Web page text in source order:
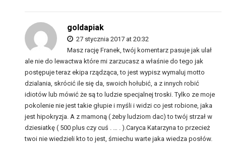
goldapiak
27 stycznia 2017 at 20:32
Masz rację Franek, twój komentarz pasuje jak ulał
ale nie do lewactwa które mi zarzucasz a właśnie do tego jak
postępuje teraz ekipa rządząca, to jest wypisz wymaluj motto
dzialania, skrócić ile się da, swoich hołubić, a z innych robić
idiotów lub mówić że są to ludzie specjalnej troski. Tylko ze moje
pokolenie nie jest takie głupie i myśli i widzi co jest robione, jaka
jest hipokryzja. A z mamoną ( żeby ludziom dac) to twój strzał w
dziesiatkę ( 500 plus czy cuś . … . ).Caryca Katarzyna to przecież
twoi nie wiedzieli kto to jest, śmiechu warte jaka wiedza posłów.